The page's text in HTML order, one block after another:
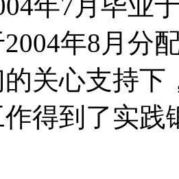
年8月分
关心支持下
得到了实